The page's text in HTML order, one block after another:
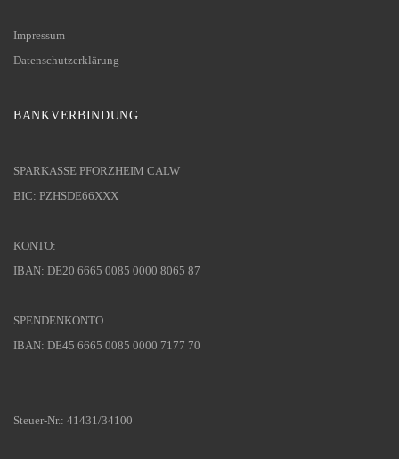
Impressum
Datenschutzerklärung
BANKVERBINDUNG
SPARKASSE PFORZHEIM CALW
BIC: PZHSDE66XXX
KONTO:
IBAN: DE20 6665 0085 0000 8065 87
SPENDENKONTO
IBAN: DE45 6665 0085 0000 7177 70
Steuer-Nr.: 41431/34100